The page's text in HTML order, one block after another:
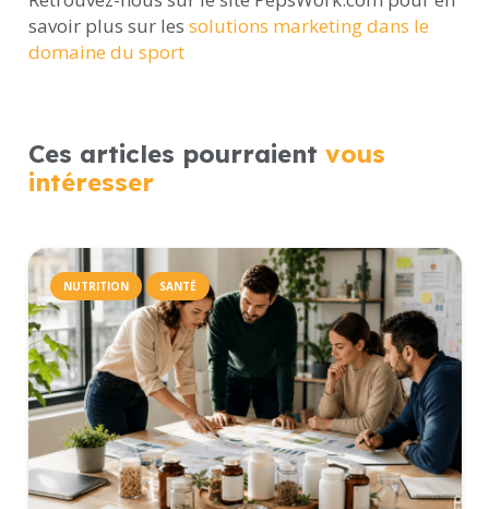
savoir plus sur les solutions marketing dans le
domaine du sport
Ces articles pourraient vous
intéresser
NUTRITION SANTÉ